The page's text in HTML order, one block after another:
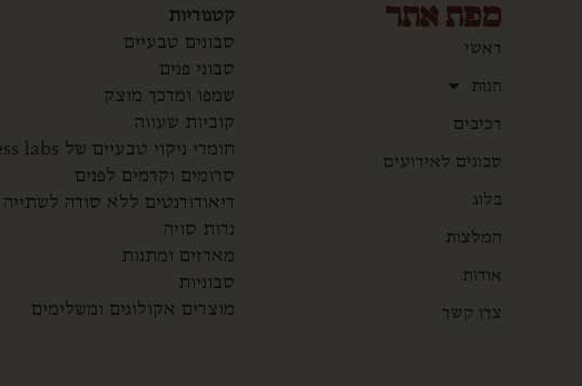
מפת אתר
ראשי
חנות
רכיבים
סבונים לאירועים
בלוג
המלצות
אודות
צרו קשר
קטגוריות
סבונים טבעיים
סבוני פנים
שמפו ומרכך מוצק
קוביות שעווה
חומרי ניקוי טבעיים של less labs
סרומים וקרמים לפנים
דיאודורנטים ללא סודה לשתייה
נרות סויה
מארזים ומתנות
סבוניות
מוצרים אקולוגים ומשלימים